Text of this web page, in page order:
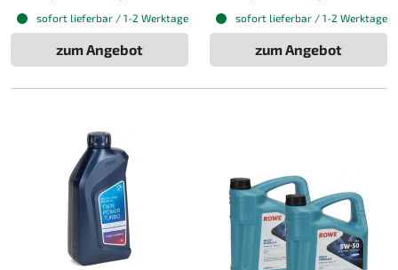
sofort lieferbar / 1-2 Werktage
zum Angebot
sofort lieferbar / 1-2 Werktage
zum Angebot